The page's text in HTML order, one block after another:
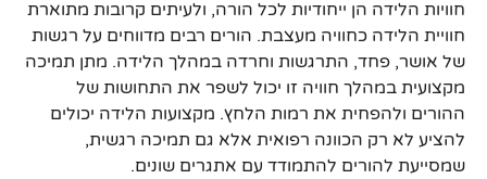
חוויות הלידה הן ייחודיות לכל הורה, ולעיתים קרובות מתוארת
חוויית הלידה כחוויה מעצבת. הורים רבים מדווחים על רגשות
של אושר, פחד, התרגשות וחרדה במהלך הלידה. מתן תמיכה
מקצועית במהלך חוויה זו יכול לשפר את התחושות של
ההורים ולהפחית את רמות הלחץ. מקצועות הלידה יכולים
להציע לא רק הכוונה רפואית אלא גם תמיכה רגשית,
שמסייעת להורים להתמודד עם אתגרים שונים.